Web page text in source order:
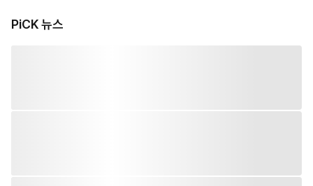
PiCK 뉴스